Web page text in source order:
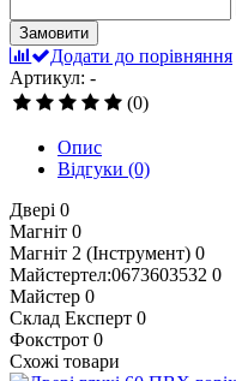
Замовити
Додати до порівняння
Артикул: -
(0)
Опис
Відгуки (0)
Двері 0
Магніт 0
Магніт 2 (Інструмент) 0
Майстертел:0673603532 0
Майстер 0
Склад Експерт 0
Фокстрот 0
Схожі товари